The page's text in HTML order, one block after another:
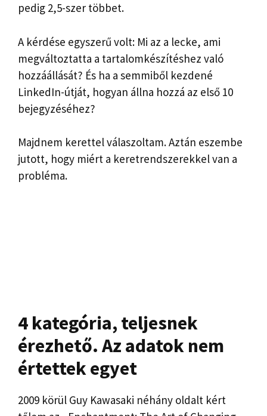
pedig 2,5-szer többet.
A kérdése egyszerű volt: Mi az a lecke, ami
megváltoztatta a tartalomkészítéshez való
hozzáállását? És ha a semmiből kezdené
LinkedIn-útját, hogyan állna hozzá az első 10
bejegyzéséhez?
Majdnem kerettel válaszoltam. Aztán eszembe
jutott, hogy miért a keretrendszerekkel van a
probléma.
4 kategória, teljesnek
érezhető. Az adatok nem
értettek egyet
2009 körül Guy Kawasaki néhány oldalt kért